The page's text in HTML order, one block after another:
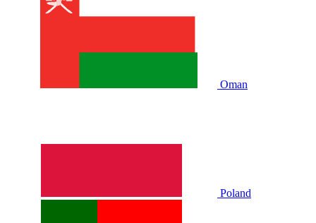
Oman
Poland